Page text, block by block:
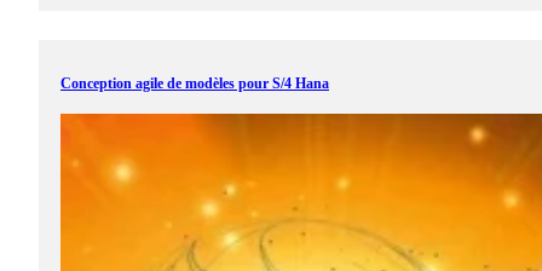
Conception agile de modèles pour S/4 Hana